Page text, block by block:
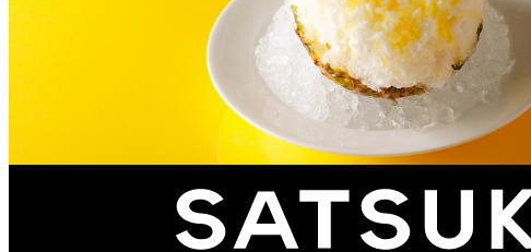
パティスリーSATSUKI
西洋料理
トゥールダルジャン 東
京
オーバカナル
中国料理
ホテルへのアクセス